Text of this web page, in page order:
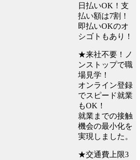
日払いOK！支
払い額は7割！
即払いOKのオ
シゴトもあり！
★来社不要！ノ
ンストップで職
場見学！
オンライン登録
でスピード就業
もOK！
就業までの接触
機会の最小化を
実現しました。
★交通費上限3